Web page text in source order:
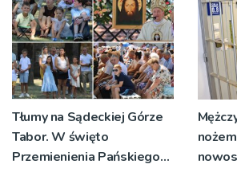
Tłumy na Sądeckiej Górze
Tabor. W święto
Przemienienia Pańskiego